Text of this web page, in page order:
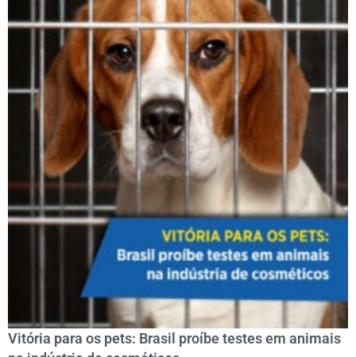
Vitória para os pets: Brasil proíbe testes em animais